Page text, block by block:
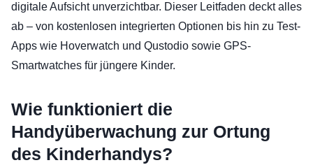
digitale Aufsicht unverzichtbar. Dieser Leitfaden deckt alles
ab – von kostenlosen integrierten Optionen bis hin zu Test-
Apps wie Hoverwatch und Qustodio sowie GPS-
Smartwatches für jüngere Kinder.
Wie funktioniert die
Handyüberwachung zur Ortung
des Kinderhandys?